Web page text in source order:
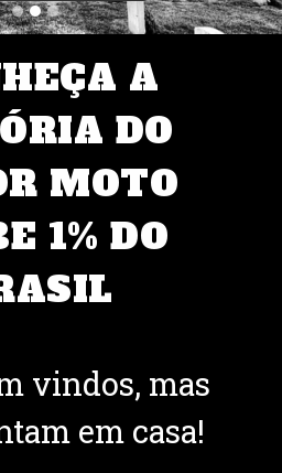
A
DO
MOTO
1% DO
vindos, mas
em casa!